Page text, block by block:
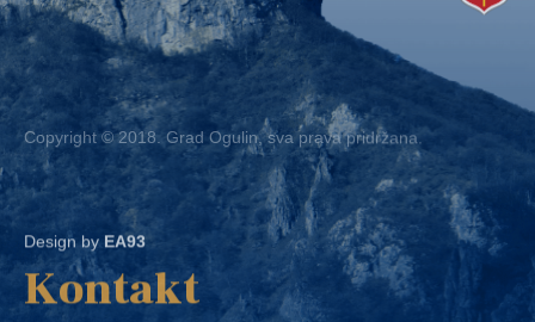
Copyright © 2018. Grad Ogulin, sva prava pridržana.
Design by EA93
Kontakt